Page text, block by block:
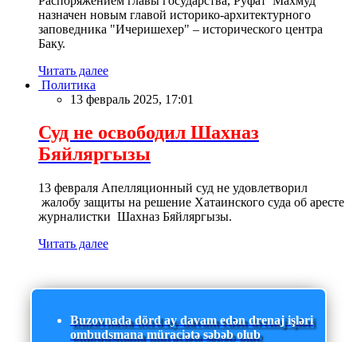
назначен новым главой историко-архитектурного
заповедника "Ичеришехер" – исторического центра
Баку.
Читать далее
Политика
13 февраль 2025, 17:01
Суд не освободил Шахназ
Бяйляргызы
13 февраля Апелляционный суд не удовлетворил
жалобу защиты на решение Хатаинского суда об аресте
журналистки Шахназ Бяйляргызы.
Читать далее
Buzovnada dörd ay davam edən drenaj işləri
ombudsmana müraciətə səbəb olub